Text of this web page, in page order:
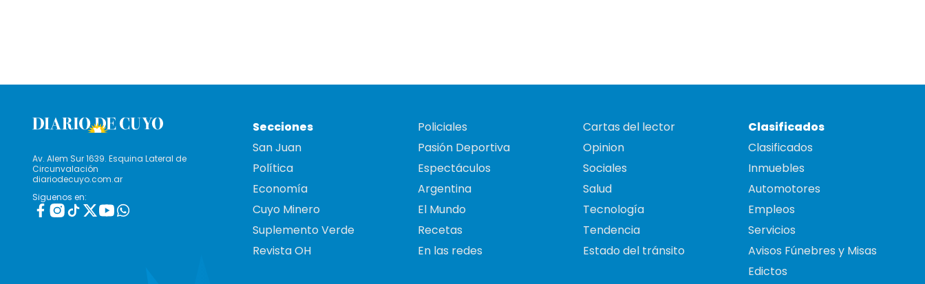
Av. Alem Sur 1639. Esquina Lateral de
Circunvalación
diariodecuyo.com.ar
Siguenos en:
Secciones
San Juan
Política
Economía
Cuyo Minero
Suplemento Verde
Revista OH
Policiales
Pasión Deportiva
Espectáculos
Argentina
El Mundo
Recetas
En las redes
Cartas del lector
Opinion
Sociales
Salud
Tecnología
Tendencia
Estado del tránsito
Clasificados
Clasificados
Inmuebles
Automotores
Empleos
Servicios
Avisos Fúnebres y Misas
Edictos